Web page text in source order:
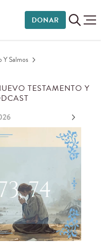
DONAR
Y Salmos
TESTAMENTO Y